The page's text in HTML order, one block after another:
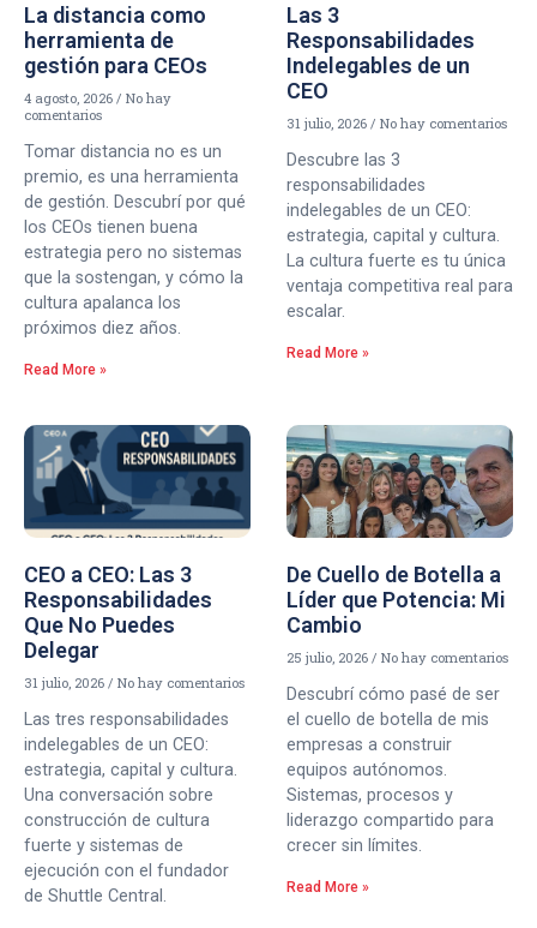
La distancia como
herramienta de
gestión para CEOs
4 agosto, 2026
No hay
comentarios
Tomar distancia no es un
premio, es una herramienta
de gestión. Descubrí por qué
los CEOs tienen buena
estrategia pero no sistemas
que la sostengan, y cómo la
cultura apalanca los
próximos diez años.
Read More »
Las 3
Responsabilidades
Indelegables de un
CEO
31 julio, 2026 No hay comentarios
Descubre las 3
responsabilidades
indelegables de un CEO:
estrategia, capital y cultura.
La cultura fuerte es tu única
ventaja competitiva real para
escalar.
Read More »
CEO a CEO: Las 3
Responsabilidades
Que No Puedes
Delegar
31 julio, 2026 No hay comentarios
Las tres responsabilidades
indelegables de un CEO:
estrategia, capital y cultura.
Una conversación sobre
construcción de cultura
fuerte y sistemas de
ejecución con el fundador
de Shuttle Central.
De Cuello de Botella a
Líder que Potencia: Mi
Cambio
25 julio, 2026 No hay comentarios
Descubrí cómo pasé de ser
el cuello de botella de mis
empresas a construir
equipos autónomos.
Sistemas, procesos y
liderazgo compartido para
crecer sin límites.
Read More »